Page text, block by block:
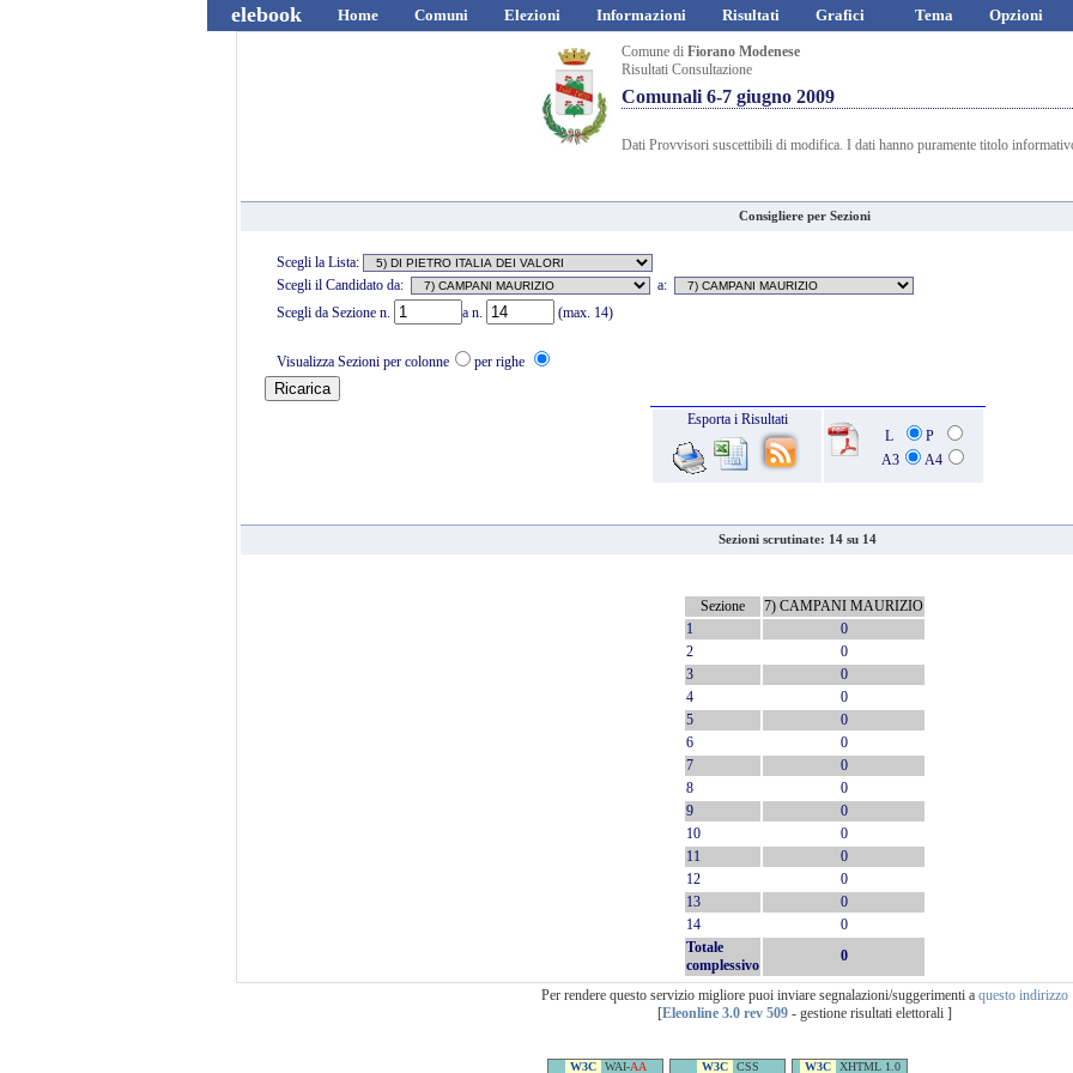
elebook Home Comuni Elezioni Informazioni Risultati Grafici Tema Opzioni
Comune di Fiorano Modenese
Risultati Consultazione
Comunali 6-7 giugno 2009
Dati Provvisori suscettibili di modifica. I dati hanno puramente titolo
Consigliere per Sezioni
Scegli la Lista:
Scegli il Candidato da:
a:
Scegli da Sezione n.
a n. (max. 14)
Visualizza Sezioni per colonne per righe
Esporta i Risultati
L
P
A3
A4
Sezioni scrutinate: 14 su 14
Sezione
7) CAMPANI MAURIZIO
1
0
2
0
3
0
4
0
5
0
6
0
7
0
8
0
9
0
10
0
11
0
12
0
13
0
14
0
Totale
complessivo
0
Per rendere questo servizio migliore puoi inviare segnalazioni/suggerimenti a questo indirizzo
[Eleonline 3.0 rev 509 - gestione risultati elettorali ]
W3C WAI-AA W3C CSS W3C XHTML 1.0